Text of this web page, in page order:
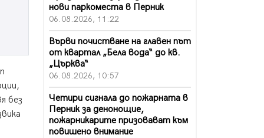
без
нови паркоместа в Перник
06.08.2026, 11:22
Върви почистване на главен път
от квартал „Бела вода“ до кв.
„Църква“
06.08.2026, 10:57
Четири сигнала до пожарната в
Перник за денонощие,
пожарникарите призовават към
повишено внимание